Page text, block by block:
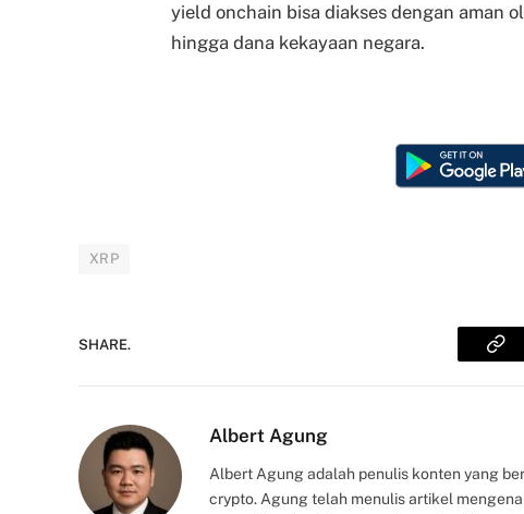
yield onchain bisa diakses dengan aman
hingga dana kekayaan negara.
XRP
SHARE.
Albert Agung
Albert Agung adalah penulis konten yang
crypto. Agung telah menulis artikel